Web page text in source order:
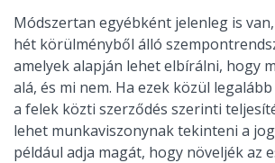
Módszertan egyébként jelenleg is
hét körülményből álló
amelyek alapján lehet elbírálni, hogy
alá, és mi nem. Ha ezek közül
a felek közti szerződés szerinti
lehet munkaviszonynak tekinteni a
például adja magát, hogy növeljék az